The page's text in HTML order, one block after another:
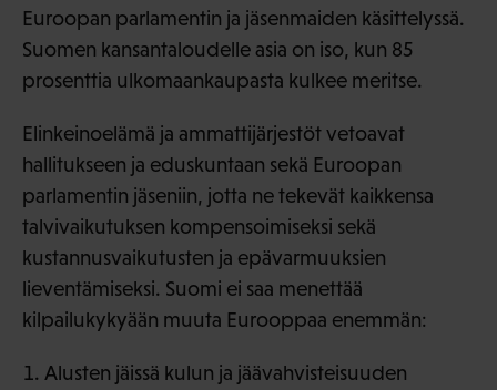
Euroopan parlamentin ja jäsenmaiden käsittelyssä.
Suomen kansantaloudelle asia on iso, kun 85
prosenttia ulkomaankaupasta kulkee meritse.
Elinkeinoelämä ja ammattijärjestöt vetoavat
hallitukseen ja eduskuntaan sekä Euroopan
parlamentin jäseniin, jotta ne tekevät kaikkensa
talvivaikutuksen kompensoimiseksi sekä
kustannusvaikutusten ja epävarmuuksien
lieventämiseksi. Suomi ei saa menettää
kilpailukykyään muuta Eurooppaa enemmän:
Alusten jäissä kulun ja jäävahvisteisuuden